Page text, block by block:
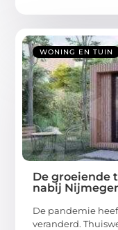
WONING EN TUIN
De groeiende
nabij
De pandemie
veranderd.